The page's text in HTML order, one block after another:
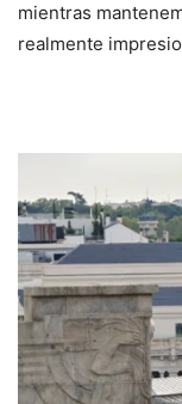
mientras
realmente